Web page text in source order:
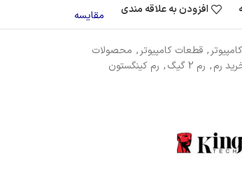
افزودن به علاقه مندی مقایسه
, قطعات کامپیوتر , محصولات
رم, رم 2 گیگ , رم کینگستون